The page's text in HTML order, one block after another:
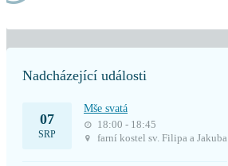
Nadcházející události
07
SRP
Mše svatá
18:00 - 18:45
farní kostel sv. Filipa a Jakuba